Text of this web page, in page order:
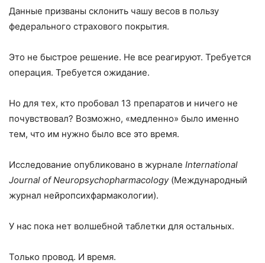
Данные призваны склонить чашу весов в пользу
федерального страхового покрытия.
Это не быстрое решение. Не все реагируют. Требуется
операция. Требуется ожидание.
Но для тех, кто пробовал 13 препаратов и ничего не
почувствовал? Возможно, «медленно» было именно
тем, что им нужно было все это время.
Исследование опубликовано в журнале International
Journal of Neuropsychopharmacology(Международный
журнал нейропсихфармакологии).
У нас пока нет волшебной таблетки для остальных.
Только провод. И время.